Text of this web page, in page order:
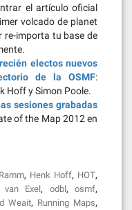
el artículo oficial
volcado de planet
re-importa tu base de
electos nuevos
de la OSMF:
Hoff y Simon Poole.
sesiones grabadas
of the Map 2012 en
, Henk Hoff, HOT,
van Exel, odbl,osmf,
Weait, Running Maps,